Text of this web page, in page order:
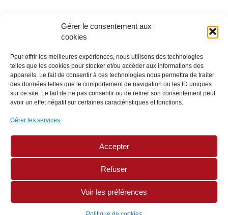
Gérer le consentement aux
cookies
Pour offrir les meilleures expériences, nous utilisons des technologies
telles que les cookies pour stocker et/ou accéder aux informations des
appareils. Le fait de consentir à ces technologies nous permettra de traiter
des données telles que le comportement de navigation ou les ID uniques
sur ce site. Le fait de ne pas consentir ou de retirer son consentement peut
avoir un effet négatif sur certaines caractéristiques et fonctions.
Gérer les services
Accepter
Refuser
Voir les préférences